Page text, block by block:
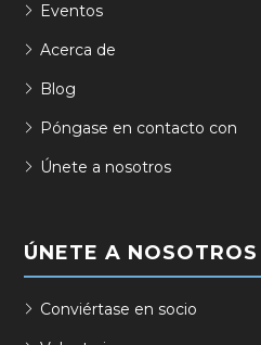
Eventos
Acerca de
Blog
Póngase en contacto con
Únete a nosotros
ÚNETE A NOSOTROS
Conviértase en socio